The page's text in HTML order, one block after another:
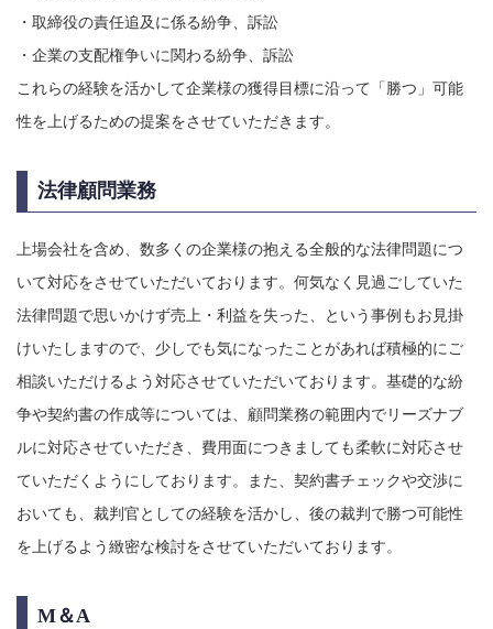
・取締役の責任追及に係る紛争、訴訟
・企業の支配権争いに関わる紛争、訴訟
これらの経験を活かして企業様の獲得目標に沿って「勝つ」可能
性を上げるための提案をさせていただきます。
法律顧問業務
上場会社を含め、数多くの企業様の抱える全般的な法律問題につ
いて対応をさせていただいております。何気なく見過ごしていた
法律問題で思いかけず売上・利益を失った、という事例もお見掛
けいたしますので、少しでも気になったことがあれば積極的にご
相談いただけるよう対応させていただいております。基礎的な紛
争や契約書の作成等については、顧問業務の範囲内でリーズナブ
ルに対応させていただき、費用面につきましても柔軟に対応させ
ていただくようにしております。また、契約書チェックや交渉に
おいても、裁判官としての経験を活かし、後の裁判で勝つ可能性
を上げるよう緻密な検討をさせていただいております。
M＆A